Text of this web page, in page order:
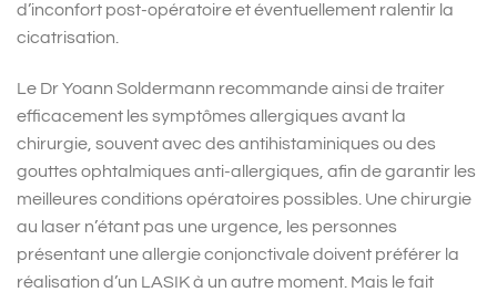
d’inconfort post-opératoire et éventuellement ralentir la
cicatrisation.
Le Dr Yoann Soldermann recommande ainsi de traiter
efficacement les symptômes allergiques avant la
chirurgie, souvent avec des antihistaminiques ou des
gouttes ophtalmiques anti-allergiques, afin de garantir les
meilleures conditions opératoires possibles. Une chirurgie
au laser n’étant pas une urgence, les personnes
présentant une allergie conjonctivale doivent préférer la
réalisation d’un LASIK à un autre moment. Mais le fait